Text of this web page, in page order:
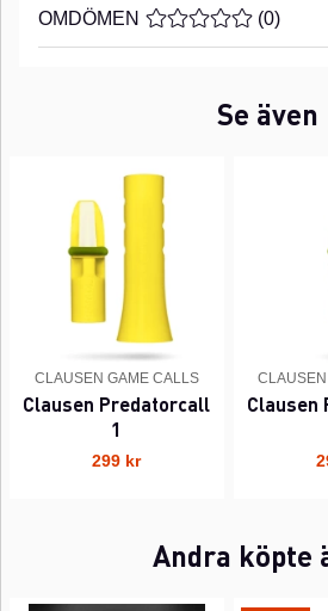
OMDÖMEN MEDELBETYG 0 AV
(0)
Se även
CLAUSEN GAME CALLS
Clausen Predatorcall
1
299 kr
Clausen
Andra köpte